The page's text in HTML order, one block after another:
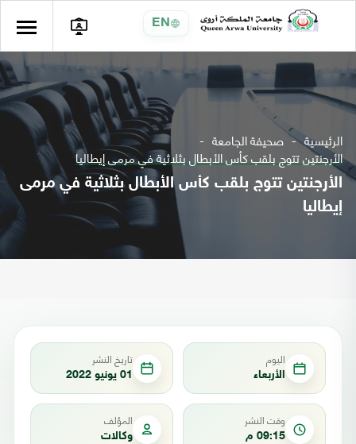
EN
الرئيسية صحيفة الجامعة
الأرجنتين تتوج بلقب كأس الأبطال بثلاثية في مرمى إيطاليا
الأرجنتين تتوج بلقب كأس الأبطال بثلاثية في مرمى
إيطاليا
اليوم
الأربعاء
تاريخ النشر
01 يونيو 2022
وقت النشر
09:15 م
المؤلف
وكالات